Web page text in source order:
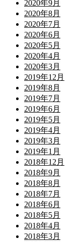
2020年9月
2020年8月
2020年7月
2020年6月
2020年5月
2020年4月
2020年3月
2019年12月
2019年8月
2019年7月
2019年6月
2019年5月
2019年4月
2019年3月
2019年1月
2018年12月
2018年9月
2018年8月
2018年7月
2018年6月
2018年5月
2018年4月
2018年3月